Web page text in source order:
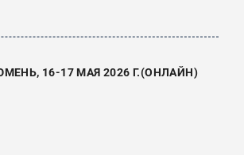
16-17 МАЯ 2026 Г.(ОНЛАЙН)